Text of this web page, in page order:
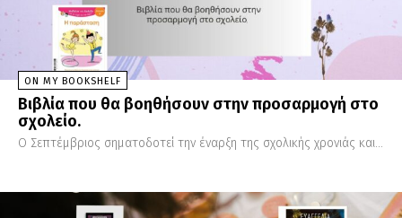
ON MY BOOKSHELF
Βιβλία που θα βοηθήσουν στην προσαρμογή στο
σχολείο.
Ο Σεπτέμβριος σηματοδοτεί την έναρξη της σχολικής χρονιάς και...